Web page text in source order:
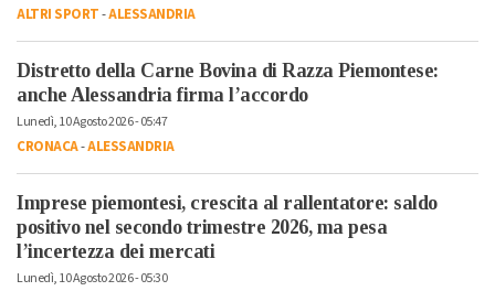
ALTRI SPORT-ALESSANDRIA
Distretto della Carne Bovina di Razza Piemontese:
anche Alessandria firma l’accordo
Lunedì, 10 Agosto 2026 - 05:47
CRONACA-ALESSANDRIA
Imprese piemontesi, crescita al rallentatore: saldo
positivo nel secondo trimestre 2026, ma pesa
l’incertezza dei mercati
Lunedì, 10 Agosto 2026 - 05:30